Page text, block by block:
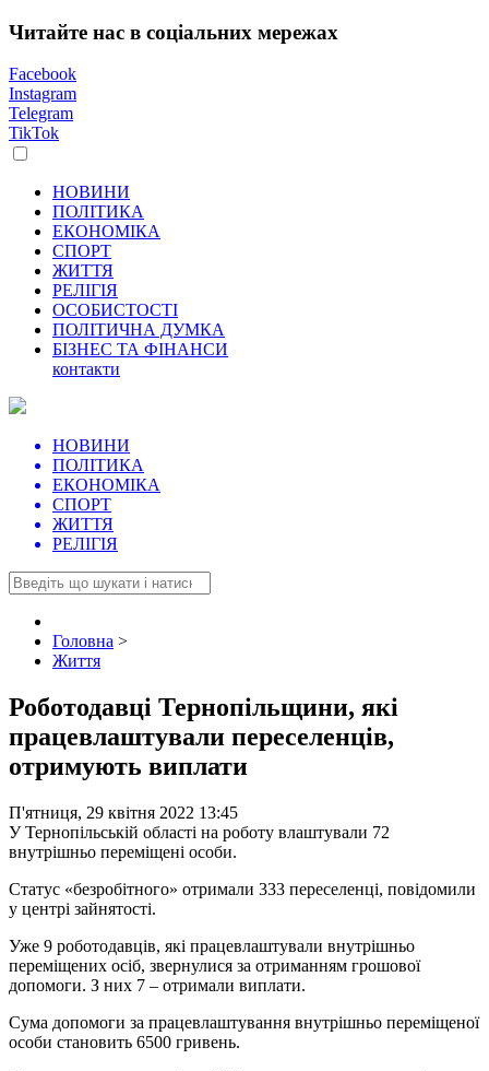
Читайте нас в соціальних мережах
Facebook
Instagram
Telegram
TikTok
НОВИНИ
ПОЛІТИКА
ЕКОНОМІКА
СПОРТ
ЖИТТЯ
РЕЛІГІЯ
ОСОБИСТОСТІ
ПОЛІТИЧНА ДУМКА
БІЗНЕС ТА ФІНАНСИ
контакти
НОВИНИ
ПОЛІТИКА
ЕКОНОМІКА
СПОРТ
ЖИТТЯ
РЕЛІГІЯ
Головна >
Життя
Роботодавці Тернопільщини, які
працевлаштували переселенців,
отримують виплати
П'ятниця, 29 квітня 2022 13:45
У Тернопільській області на роботу влаштували 72
внутрішньо переміщені особи.
Статус «безробітного» отримали 333 переселенці, повідомили
у центрі зайнятості.
Уже 9 роботодавців, які працевлаштували внутрішньо
переміщених осіб, звернулися за отриманням грошової
допомоги. З них 7 – отримали виплати.
Сума допомоги за працевлаштування внутрішньо переміщеної
особи становить 6500 гривень.